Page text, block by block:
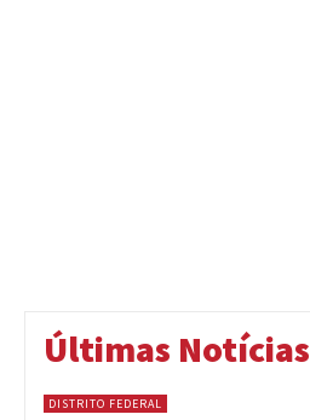
Últimas Notícias
DISTRITO FEDERAL